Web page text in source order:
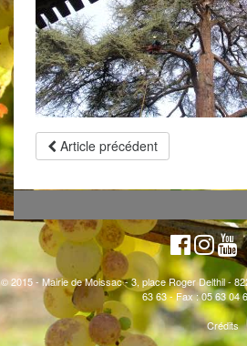
Article précédent
© 2015 - Mairie de Moissac - 3, place Roger Delthil -
63 63 - Fax : 05 63 04
Crédits